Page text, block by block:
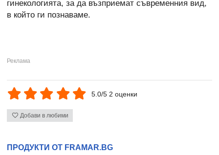
гинекологията, за да възприемат съвременния вид,
в който ги познаваме.
5.0/5 2 оценки
Добави в любими
ПРОДУКТИ ОТ FRAMAR.BG